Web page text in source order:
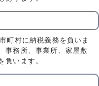
町村に納税義務を負いま
事務所、事業所、家屋敷
負います。